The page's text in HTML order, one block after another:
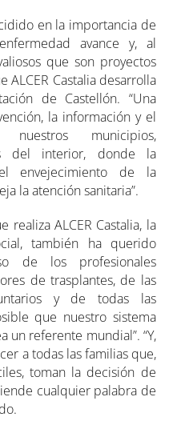
en la importancia de
avance y, al
que son proyectos
ALCER Castalia desarrolla
de Castellón. “Una
la información y el
municipios,
del interior, donde la
envejecimiento de la
la atención sanitaria”.
ALCER Castalia, la
también ha querido
de los profesionales
de trasplantes, de las
y de todas las
que nuestro sistema
un referente mundial”. “Y,
a todas las familias que,
toman la decisión de
cualquier palabra de